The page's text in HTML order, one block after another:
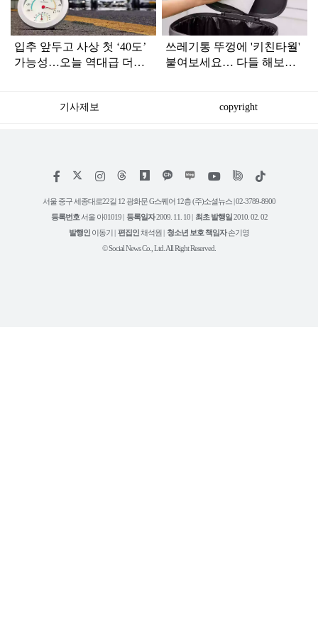
입추 앞두고 사상 첫 ‘40도’
가능성…오늘 역대급 더위
쓰레기통 뚜껑에 '키친타월'
붙여보세요… 다들 해보라
기사제보 copyright
페
스
인
타
램
위
트
유
튜
틱
서울 중구 세종대로22길 12 광화문 G스퀘어 12층 (주)소셜뉴스 | 02-3789-8900
등록번호 서울 아01019 | 등록일자2009. 11. 10 | 최초 발행일 2010. 02. 02
발행인 이동기 | 편집인 채석원 | 청소년 보호 책임자손기영
© Social News Co., Ltd. All Right Reserved.